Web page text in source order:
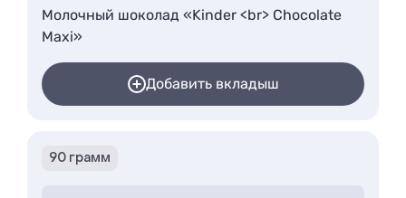
Молочный шоколад «Kinder <br> Chocolate
Maxi»
Добавить вкладыш
90 грамм